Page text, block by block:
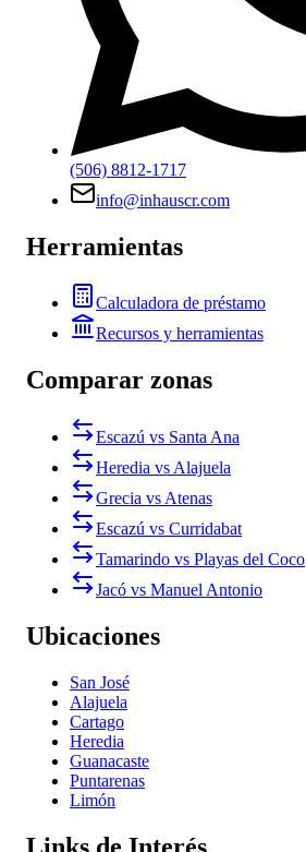
(506) 8812-1717
info@inhauscr.com
Herramientas
Calculadora de préstamo
Recursos y herramientas
Comparar zonas
Escazú vs Santa Ana
Heredia vs Alajuela
Grecia vs Atenas
Escazú vs Curridabat
Tamarindo vs Playas del Coco
Jacó vs Manuel Antonio
Ubicaciones
San José
Alajuela
Cartago
Heredia
Guanacaste
Puntarenas
Limón